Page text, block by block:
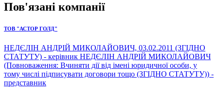
Пов'язані компанії
ТОВ "АСТОР ГОЛД"
НЕДЄЛІН АНДРІЙ МИКОЛАЙОВИЧ, 03.02.2011 (ЗГІДНО
СТАТУТУ) - керівник НЕДЄЛІН АНДРІЙ МИКОЛАЙОВИЧ
(Повноваження: Вчиняти дії від імені юридичної особи, у
тому числі підписувати договори тощо (ЗГІДНО СТАТУТУ)) -
представник